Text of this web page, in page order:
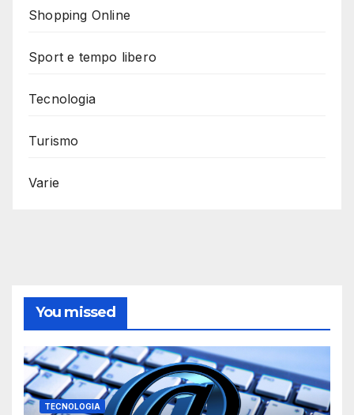
Shopping Online
Sport e tempo libero
Tecnologia
Turismo
Varie
You missed
TECNOLOGIA